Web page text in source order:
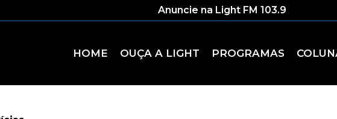
Anuncie na Light FM 103.9
HOME OUÇA A LIGHT PROGRAMAS